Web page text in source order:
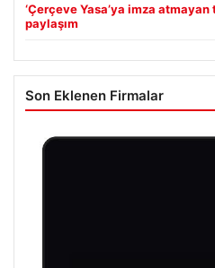
‘Çerçeve Yasa’ya imza atmayan
paylaşım
Son Eklenen Firmalar